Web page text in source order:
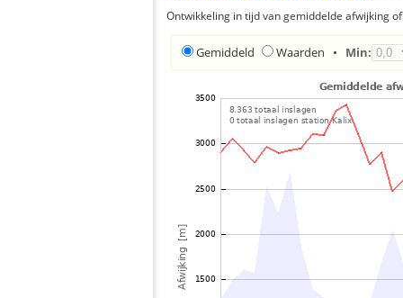
Ontwikkeling in tijd van gemiddelde afwijking
Gemiddeld Waarden • Min: